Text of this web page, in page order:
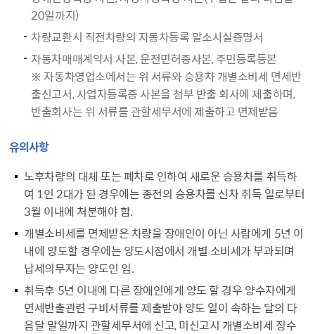
20일까지)
차량교환시 직전차량의 자동차등록 말소사실증명서
자동차매매계약서 사본, 운전면허증사본, 주민등록등본
※ 자동차영업소에서는 위 서류와 승용차 개별소비세 면세반
출신고서, 사업자등록증 사본을 첨부 반출 회사에 제출하며,
반출회사는 위 서류를 관할세무서에 제출하고 면제받음
유의사항
노후차량의 대체 또는 폐차로 인하여 새로운 승용차를 취득하
여 1인 2대가 된 경우에는 종전의 승용차를 신차 취득 일로부터
3월 이내에 처분해야 함.
개별소비세를 면제받은 차량을 장애인이 아닌 사람에게 5년 이
내에 양도할 경우에는 양도시점에서 개별 소비세가 부과되며
납세의무자는 양도인 임.
취득후 5년 이내에 다른 장애인에게 양도 할 경우 양수자에게
면세반출관련 구비서류를 제출받아 양도 일이 속하는 달의 다
음달 말일까지 관할세무서에 신고, 미신고시 개별소비세 징수